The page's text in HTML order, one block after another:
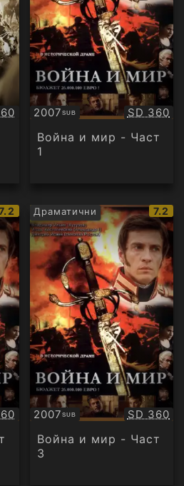
2007SUB
Субтитри SD 360
Война и мир - Част
1
Драматични
IMDb
7.2
2007SUB
Субтитри SD 360
Война и мир - Част
3